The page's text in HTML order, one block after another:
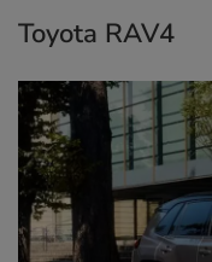
Toyota RAV4